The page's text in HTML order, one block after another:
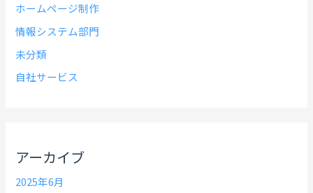
ホームページ制作
情報システム部門
未分類
自社サービス
アーカイブ
2025年6月